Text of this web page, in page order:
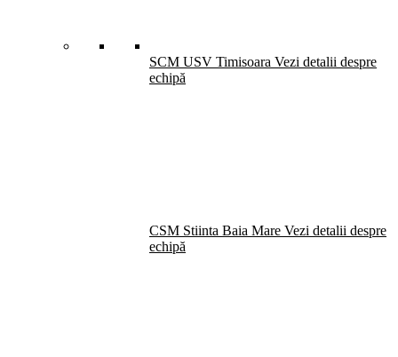
SCM USV Timisoara Vezi detalii despre
echipă
CSM Stiinta Baia Mare Vezi detalii despre
echipă